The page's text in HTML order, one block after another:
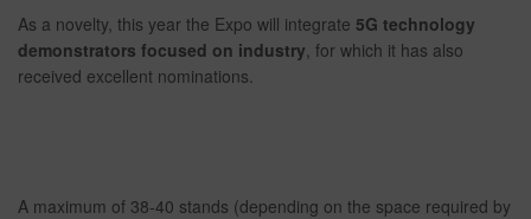
As a novelty, this year the Expo will integrate 5G technology
demonstrators focused on industry, for which it has also
received excellent nominations.
A maximum of 38-40 stands (depending on the space required by